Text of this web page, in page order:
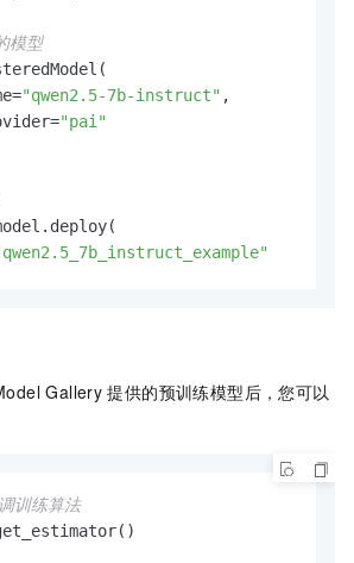
模型
"qwen2.5-7b-instruct" ,
"pai"
预置推理服务配置部署的模型服务，兼
，使用的OPENAI_BASE_URL为:
OpenAI = predictor.openai()
: "system" ,
Gallery 提供的预训练模型后，您可以
训练算法